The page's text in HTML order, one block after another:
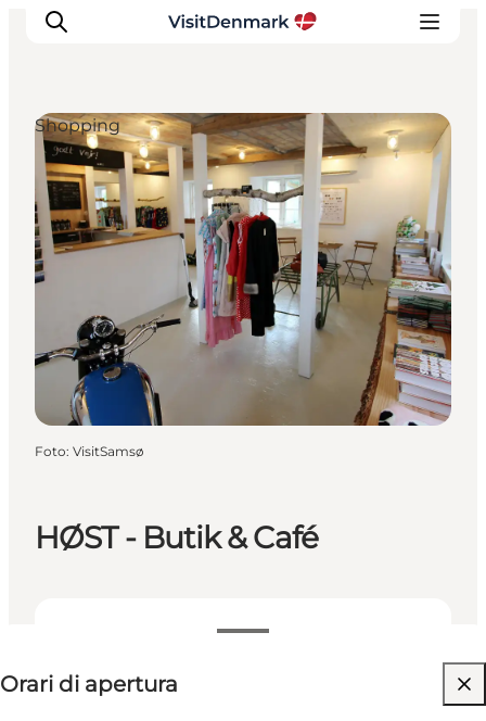
Ispirazioni
Dove andare
Cosa fare
Dove dormire
Pianifica il viaggio
HØST - Butik & Café
Visualizza orari di apertura
Orari di apertura
Shopping
Foto: VisitSamsø